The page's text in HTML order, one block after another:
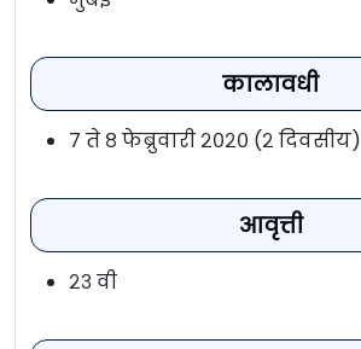
कालावधी
७ ते ८ फेब्रुवारी २०२० (२ दिवसीय)
आवृत्ती
२३ वी